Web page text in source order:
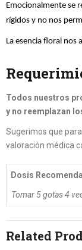
Emocionalmente se
rígidos y no nos
La esencia floral nos
Todos nuestros
y no reemplazan
Sugerimos que
valoración médica
Dosis
Tomar 5 gotas 4
Related